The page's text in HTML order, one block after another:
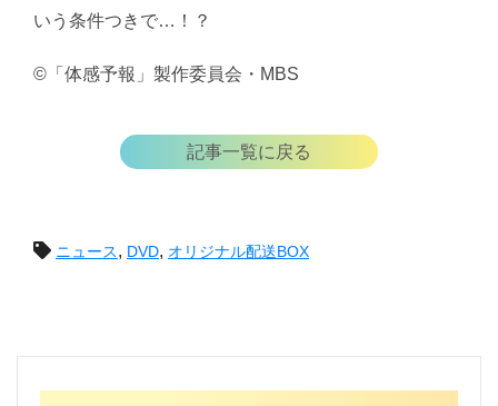
いう条件つきで…！？
©「体感予報」製作委員会・MBS
記事一覧に戻る
投
ビ
ニュース, DVD, オリジナル配送BOX